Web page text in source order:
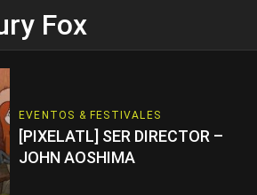
Fox
EVENTOS & FESTIVALES
[PIXELATL] SER DIRECTOR –
JOHN AOSHIMA